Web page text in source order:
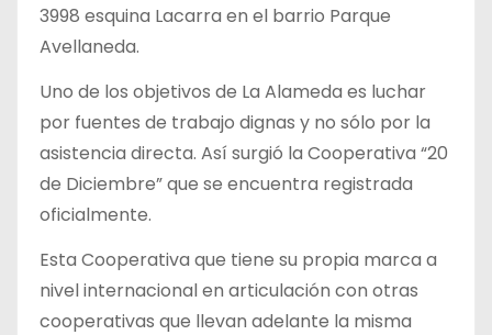
3998 esquina Lacarra en el barrio Parque
Avellaneda.
Uno de los objetivos de La Alameda es luchar
por fuentes de trabajo dignas y no sólo por la
asistencia directa. Así surgió la Cooperativa “20
de Diciembre” que se encuentra registrada
oficialmente.
Esta Cooperativa que tiene su propia marca a
nivel internacional en articulación con otras
cooperativas que llevan adelante la misma